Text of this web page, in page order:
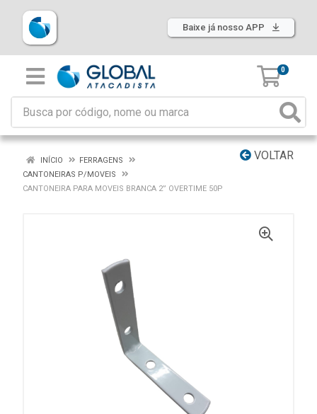
Baixe já nosso APP
0
VOLTAR
INÍCIO
FERRAGENS
CANTONEIRAS P/MOVEIS
CANTONEIRA PARA MOVEIS BRANCA 2” OVERTIME 50P